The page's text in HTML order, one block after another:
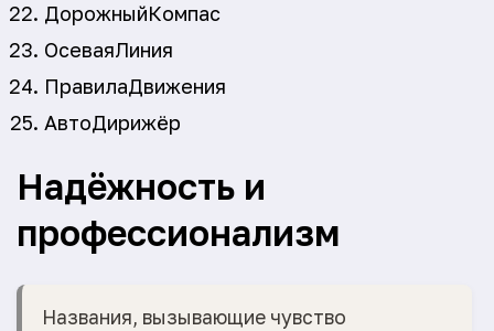
ДорожныйКомпас
ОсеваяЛиния
ПравилаДвижения
АвтоДирижёр
Надёжность и
профессионализм
Названия, вызывающие чувство